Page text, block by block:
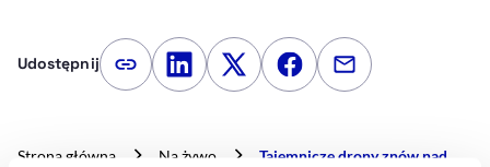
Udostępnij Kopiuj link artykułu
Udostępnij na LinkedIn
Udostępnij na Twitterze
Udostępnij na
Udostępnij
Strona główna Na żywo
Tajemnicze drony znów nad